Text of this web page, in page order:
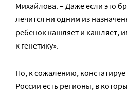
Михайлова. – Даже если это
лечится ни одним из
ребенок кашляет и кашляет,
к генетику».
Но, к сожалению,
России есть регионы, в